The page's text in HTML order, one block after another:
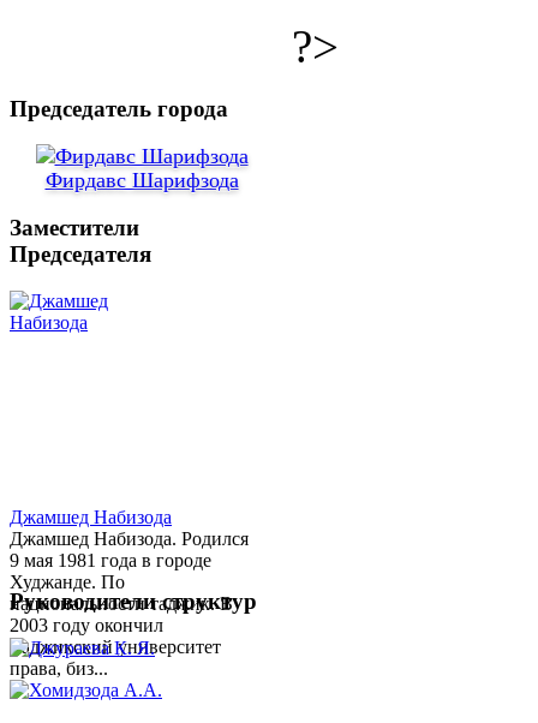
?>
Председатель города
Фирдавс Шарифзода
Заместители
Председателя
Джамшед Набизода
Джамшед Набизода. Родился
9 мая 1981 года в городе
Худжанде. По
национальности таджик. В
2003 году окончил
Таджикский университет
права, биз...
Руководители структур